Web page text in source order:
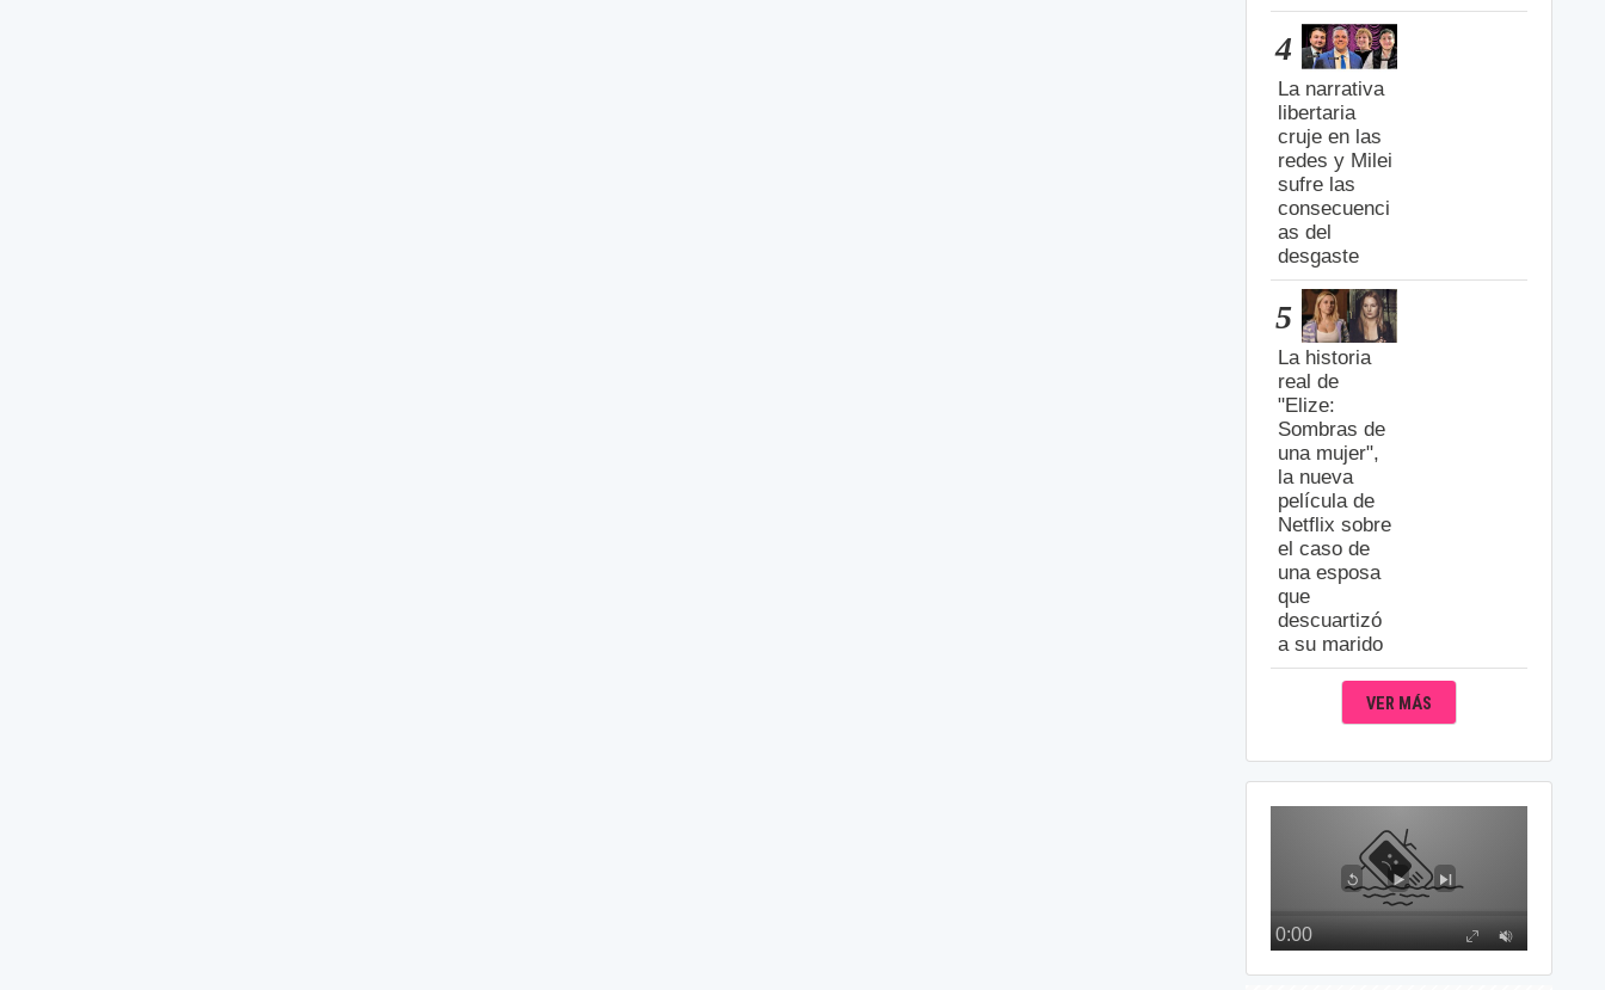
4
La narrativa
libertaria
cruje en las
redes y Milei
sufre las
consecuenci
as del
desgaste
5
La historia
real de
"Elize:
Sombras de
una mujer",
la nueva
película de
Netflix sobre
el caso de
una esposa
que
descuartizó
a su marido
VER MÁS